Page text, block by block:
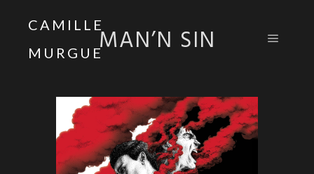
CAMILLE
MURGUEMAN’N SIN